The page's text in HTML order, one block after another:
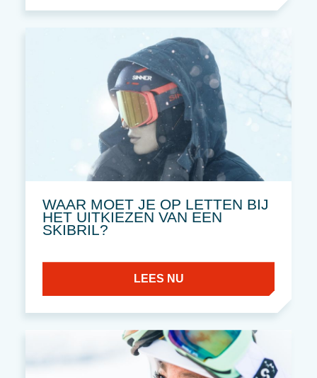
WAAR MOET JE OP LETTEN BIJ
HET UITKIEZEN VAN EEN
SKIBRIL?
LEES NU